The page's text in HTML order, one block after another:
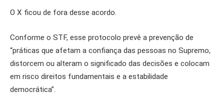
O X ficou de fora desse acordo.
Conforme o STF, esse protocolo prevê a prevenção de
“práticas que afetam a confiança das pessoas no Supremo,
distorcem ou alteram o significado das decisões e colocam
em risco direitos fundamentais e a estabilidade
democrática”.